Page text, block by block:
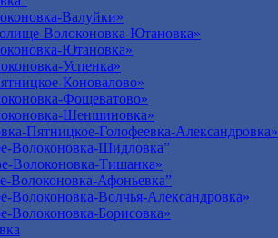
Валуйки»
Волоконовка-Ютановка»
Ютановка»
Успенка»
Коновалово»
Фощеватово»
Шеншиновка»
Пятницкое-Голофеевка-Александровка»
Волоконовка-Шидловка”
Волоконовка-Тишанка»
Афоньевка”
Волчья-Александровка»
Борисовка»